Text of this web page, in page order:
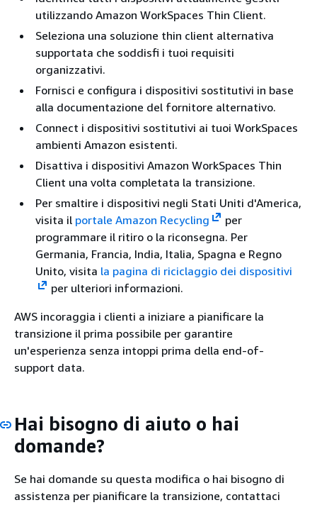
utilizzando Amazon WorkSpaces Thin Client.
Seleziona una soluzione thin client alternativa
supportata che soddisfi i tuoi requisiti
organizzativi.
Fornisci e configura i dispositivi sostitutivi in base
alla documentazione del fornitore alternativo.
Connect i dispositivi sostitutivi ai tuoi WorkSpaces
ambienti Amazon esistenti.
Disattiva i dispositivi Amazon WorkSpaces Thin
Client una volta completata la transizione.
Per smaltire i dispositivi negli Stati Uniti d'America,
visita il portale Amazon Recycling
per
programmare il ritiro o la riconsegna. Per
Germania, Francia, India, Italia, Spagna e Regno
Unito, visita la pagina di riciclaggio dei dispositivi
per ulteriori informazioni.
AWS incoraggia i clienti a iniziare a pianificare la
transizione il prima possibile per garantire
un'esperienza senza intoppi prima della end-of-
support data.
Hai bisogno di aiuto o hai
domande?
Se hai domande su questa modifica o hai bisogno di
assistenza per pianificare la transizione, contattaci